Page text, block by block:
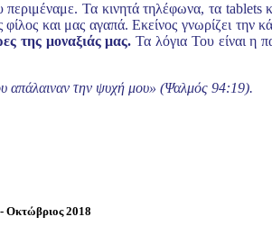
Τα κινητά τηλέφωνα, τα tablets
φίλος και μας αγαπά. Εκείνος γνωρίζει
της μοναξιάς μας.Τα λόγια Του είναι η
απάλαιναν την ψυχή μου» (Ψαλμός 94:19).
Οκτώβριος 2018